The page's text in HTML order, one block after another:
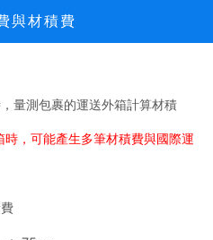
上路
見問題 關於我們
與材積費
量測包裹的運送外箱計算材積
，可能產生多筆材積費與國際運